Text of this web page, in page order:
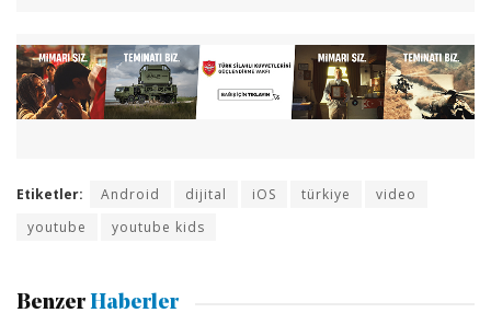
Etiketler: Android dijital iOS türkiye
video
youtube
youtube kids
Benzer Haberler